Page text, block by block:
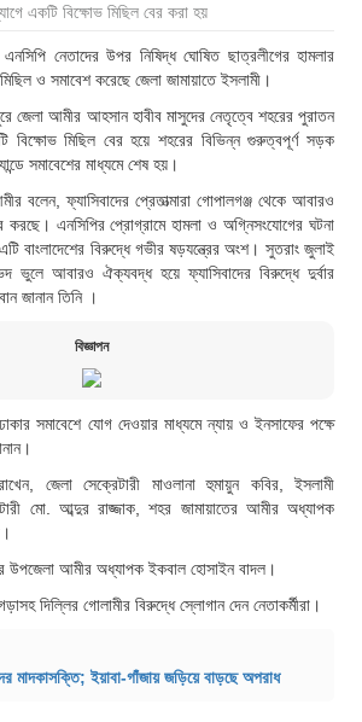
একটি বিক্ষোভ মিছিল বের করা হয়
এনসিপি নেতাদের উপর নিষিদ্ধ ঘোষিত ছাত্রলীগের হামলার
মিছিল ও সমাবেশ করেছে জেলা জামায়াতে ইসলামী।
জেলা আমীর আহসান হাবীব মাসুদের নেতৃত্বে শহরের পুরাতন
বিক্ষোভ মিছিল বের হয়ে শহরের বিভিন্ন গুরুত্বপূর্ণ সড়ক
সমাবেশের মাধ্যমে শেষ হয়।
বলেন, ফ্যাসিবাদের প্রেতাত্মারা গোপালগঞ্জ থেকে আবারও
করছে। এনসিপির প্রোগ্রামে হামলা ও অগ্নিসংযোগের ঘটনা
বাংলাদেশের বিরুদ্ধে গভীর ষড়যন্ত্রের অংশ। সুতরাং জুলাই
ভুলে আবারও ঐক্যবদ্ধ হয়ে ফ্যাসিবাদের বিরুদ্ধে দুর্বার
জানান তিনি ।
বিজ্ঞাপন
সমাবেশে যোগ দেওয়ার মাধ্যমে ন্যায় ও ইনসাফের পক্ষে
জেলা সেক্রেটারী মাওলানা হুমায়ুন কবির, ইসলামী
মো. আব্দুর রাজ্জাক, শহর জামায়াতের আমীর অধ্যাপক
উপজেলা আমীর অধ্যাপক ইকবাল হোসাইন বাদল।
দিল্লির গোলামীর বিরুদ্ধে স্লোগান দেন নেতাকর্মীরা।
মাদকাসক্তি; ইয়াবা-গাঁজায় জড়িয়ে বাড়ছে অপরাধ